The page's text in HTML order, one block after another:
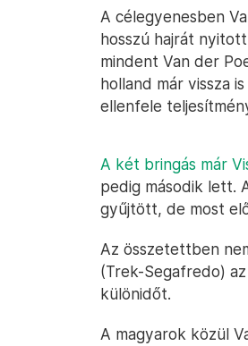
A célegyenesben
hosszú hajrát
mindent Van der
holland már vissza
ellenfele
A két bringás már
pedig második lett.
gyűjtött, de most
Az összetettben
(Trek-Segafredo)
különidőt.
A magyarok közül